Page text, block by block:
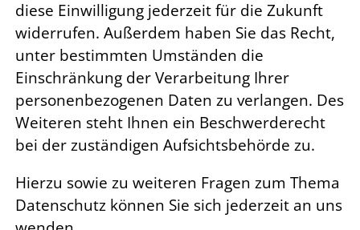
diese Einwilligung jederzeit für die Zukunft
widerrufen. Außerdem haben Sie das Recht,
unter bestimmten Umständen die
Einschränkung der Verarbeitung Ihrer
personenbezogenen Daten zu verlangen. Des
Weiteren steht Ihnen ein Beschwerderecht
bei der zuständigen Aufsichtsbehörde zu.
Hierzu sowie zu weiteren Fragen zum Thema
Datenschutz können Sie sich jederzeit an uns